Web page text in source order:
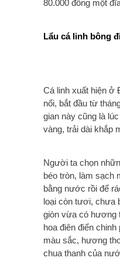
80.000 đồng một
Lẩu cá linh bông
Cá linh xuất hiện ở
nổi, bắt đầu từ
gian này cũng là
vàng, trải dài khắp
Người ta chọn
béo tròn, làm sạch
bằng nước rồi để
loại còn tươi, chưa
giòn vừa có hương
hoa điên điển
màu sắc, hương
chua thanh của